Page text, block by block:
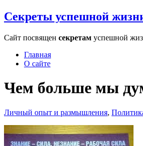
Секреты успешной
Сайт посвящен секретам успешной
Главная
О сайте
Чем больше мы
Личный опыт и размышления,